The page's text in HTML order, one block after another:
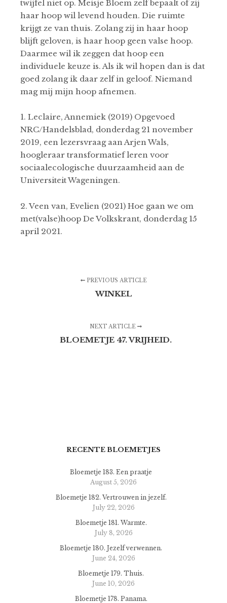
twijfel niet op. Meisje Bloem zelf bepaalt of zij
haar hoop wil levend houden. Die ruimte
krijgt ze van thuis. Zolang zij in haar hoop
blijft geloven, is haar hoop geen valse hoop.
Daarmee wil ik zeggen dat hoop een
individuele keuze is. Als ik wil hopen dan is dat
goed zolang ik daar zelf in geloof. Niemand
mag mij mijn hoop afnemen.
1. Leclaire, Annemiek (2019) Opgevoed
NRC/Handelsblad, donderdag 21 november
2019, een lezersvraag aan Arjen Wals,
hoogleraar transformatief leren voor
sociaalecologische duurzaamheid aan de
Universiteit Wageningen.
2. Veen van, Evelien (2021) Hoe gaan we om
met(valse)hoop De Volkskrant, donderdag 15
april 2021.
PREVIOUS ARTICLE
WINKEL
NEXT ARTICLE
BLOEMETJE 47. VRIJHEID.
RECENTE BLOEMETJES
Bloemetje 183. Een praatje
August 5, 2026
Bloemetje 182. Vertrouwen in jezelf.
July 22, 2026
Bloemetje 181. Warmte.
July 8, 2026
Bloemetje 180. Jezelf verwennen.
June 24, 2026
Bloemetje 179. Thuis.
June 10, 2026
Bloemetje 178. Panama.